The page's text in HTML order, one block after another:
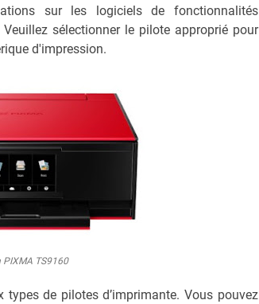
sur les logiciels de fonctionnalités
sélectionner le pilote approprié pour
d'impression.
PIXMA TS9160
de pilotes d’imprimante. Vous pouvez